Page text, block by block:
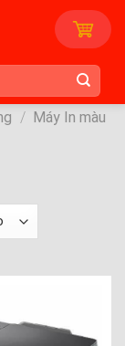
/ Máy In màu